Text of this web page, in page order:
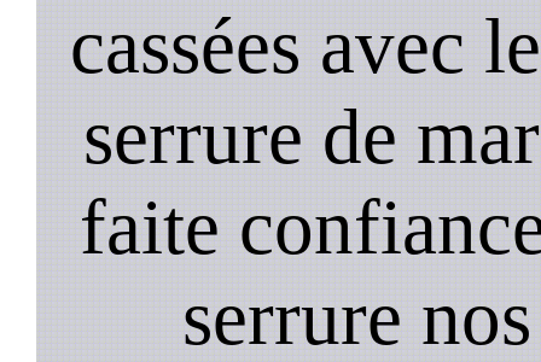
cassées avec
serrure de
faite
serrure